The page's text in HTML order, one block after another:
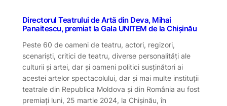
Directorul Teatrului de Artă din Deva, Mihai
Panaitescu, premiat la Gala UNITEM de la Chișinău
Peste 60 de oameni de teatru, actori, regizori,
scenariști, critici de teatru, diverse personalități ale
culturii și artei, dar și oameni politici susținători ai
acestei artelor spectacolului, dar și mai multe instituții
teatrale din Republica Moldova și din România au fost
premiați luni, 25 martie 2024, la Chișinău, în